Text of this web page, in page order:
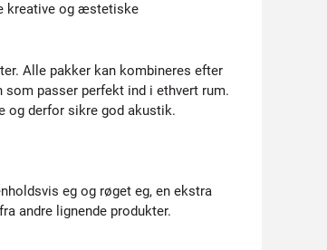
kreative og æstetiske
Alle pakker kan kombineres efter
som passer perfekt ind i ethvert rum.
og derfor sikre god akustik.
eg og røget eg, en ekstra
andre lignende produkter.